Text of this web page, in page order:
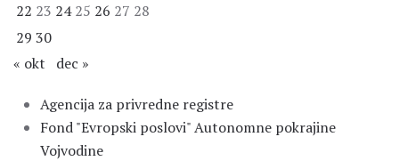
22 23 24 25 26 27 28
29 30
« okt
dec »
Agencija za privredne registre
Fond "Evropski poslovi" Autonomne pokrajine
Vojvodine